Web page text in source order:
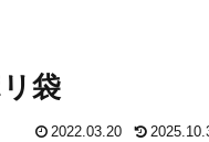
袋
2022.03.20